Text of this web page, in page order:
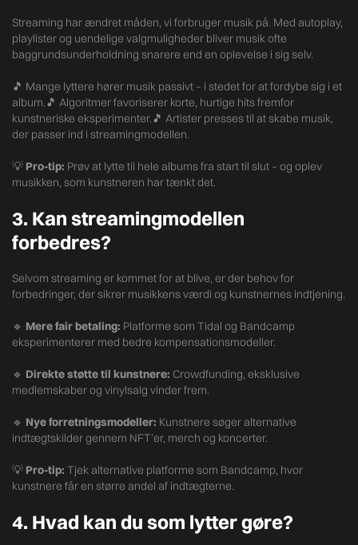
Streaming har ændret måden, vi forbruger musik på. Med autoplay,
playlister og uendelige valgmuligheder bliver musik ofte
baggrundsunderholdning snarere end en oplevelse i sig selv.
🎵 Mange lyttere hører musik passivt – i stedet for at fordybe sig i et
album.🎵 Algoritmer favoriserer korte, hurtige hits fremfor
kunstneriske eksperimenter.🎵 Artister presses til at skabe musik,
der passer ind i streamingmodellen.
💡 Pro-tip: Prøv at lytte til hele albums fra start til slut – og oplev
musikken, som kunstneren har tænkt det.
3. Kan streamingmodellen
forbedres?
Selvom streaming er kommet for at blive, er der behov for
forbedringer, der sikrer musikkens værdi og kunstnernes indtjening.
🔹 Mere fair betaling: Platforme som Tidal og Bandcamp
eksperimenterer med bedre kompensationsmodeller.
🔹 Direkte støtte til kunstnere: Crowdfunding, eksklusive
medlemskaber og vinylsalg vinder frem.
🔹 Nye forretningsmodeller: Kunstnere søger alternative
indtægtskilder gennem NFT’er, merch og koncerter.
💡 Pro-tip: Tjek alternative platforme som Bandcamp, hvor
kunstnere får en større andel af indtægterne.
4. Hvad kan du som lytter gøre?